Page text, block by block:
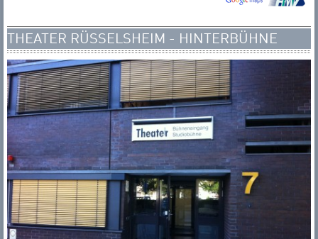
THEATER RÜSSELSHEIM - HINTERBÜHNE